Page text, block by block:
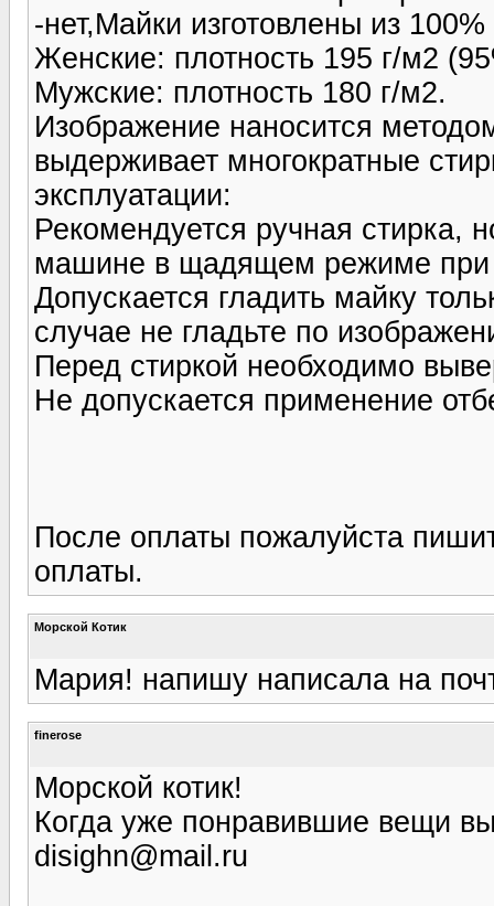
-нет,Майки изготовлены из
Женские: плотность 195 г/м2
Мужские: плотность 180 г/м2.
Изображение наносится
выдерживает многократные
эксплуатации:
Рекомендуется ручная стирка,
машине в щадящем режиме при
Допускается гладить майку
случае не гладьте по
Перед стиркой необходимо
Не допускается применение
После оплаты пожалуйста
оплаты.
Морской Котик
Мария! напишу написала на
finerose
Морской котик!
Когда уже понравившие вещи
disighn@mail.ru